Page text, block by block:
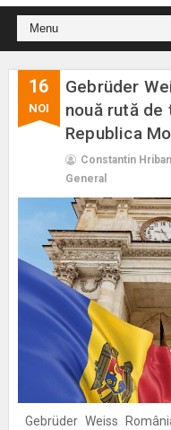
16
NOI
Gebrüder
nouă rută
Republica
Constantin Hriban
General
Gebrüder Weiss